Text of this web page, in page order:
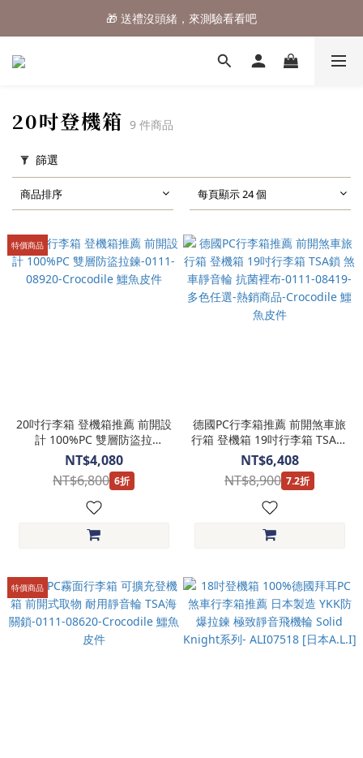
⌛行李箱結帳 72折 至8/9止
🎁 送禮沒頭緒，來測驗看看吧
⌛行李箱結帳 72折 至8/9止
20吋登機箱 9 件商品
篩選
商品排序 每頁顯示 24 個
特價商品
20吋行李箱 登機箱推薦 前開設
計 100%PC 雙層防盜拉
鍊-0111-08920-Crocodile 鱷
魚皮件
NT$4,080
NT$6,800 6折
德國PC行李箱推薦 前開煞車旅
行箱 登機箱 19吋行李箱 TSA鎖
煞車靜音輪 抗菌裡布-0111-
08419-多色任選-熱銷商品-
Crocodile 鱷魚皮件
NT$6,408
NT$8,900 7.2折
特價商品